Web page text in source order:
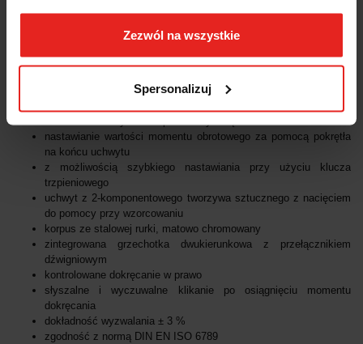
Zezwól na wszystkie
Spersonalizuj
odczyt w okienku skali
nastawianie wartości momentu obrotowego za pomocą pokrętła
na końcu uchwytu
z możliwością szybkiego nastawiania przy użyciu klucza
trzpieniowego
uchwyt z 2-komponentowego tworzywa sztucznego z nacięciem
do pomocy przy wzorcowaniu
korpus ze stalowej rurki, matowo chromowany
zintegrowana grzechotka dwukierunkowa z przełącznikiem
dźwigniowym
kontrolowane dokręcanie w prawo
słyszalne i wyczuwalne klikanie po osiągnięciu momentu
dokręcania
dokładność wyzwalania ± 3 %
zgodność z normą DIN EN ISO 6789